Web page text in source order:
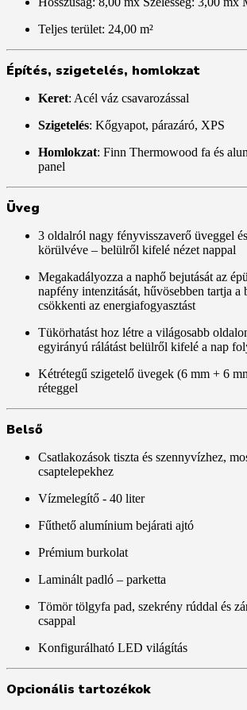
Teljes terület: 24,00 m²
Építés, szigetelés, homlokzat
Keret: Acél váz csavarozással
Szigetelés: Kőgyapot, párazáró, XPS
Homlokzat: Finn Thermowood fa és
panel
Üveg
3 oldalról nagy fényvisszaverő üveggel
körülvéve – belülről kifelé nézet nappal
Megakadályozza a naphő bejutását az
napfény intenzitását, hűvösebben tartja a
csökkenti az energiafogyasztást
Tükörhatást hoz létre a világosabb
egyirányú rálátást belülről kifelé a nap
Kétrétegű szigetelő üvegek (6 mm + 6
réteggel
Belső
Csatlakozások tiszta és szennyvízhez,
csaptelepekhez
Vízmelegítő - 40 liter
Fűthető alumínium bejárati ajtó
Prémium burkolat
Laminált padló – parketta
Tömör tölgyfa pad, szekrény rúddal és
csappal
Konfigurálható LED világítás
Opcionális tartozékok